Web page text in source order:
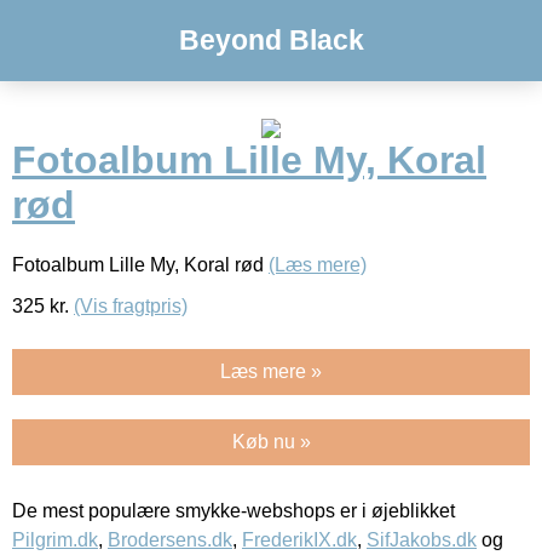
Beyond Black
Fotoalbum Lille My, Koral
rød
Fotoalbum Lille My, Koral rød (Læs mere)
325 kr. (Vis fragtpris)
Læs mere »
Køb nu »
De mest populære smykke-webshops er i øjeblikket
Pilgrim.dk, Brodersens.dk, FrederikIX.dk, SifJakobs.dk og